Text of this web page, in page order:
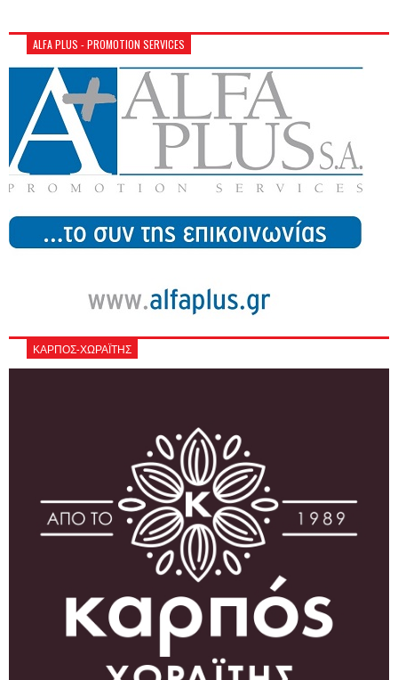
ALFA PLUS - PROMOTION SERVICES
ΚΑΡΠΟΣ-ΧΩΡΑΪΤΗΣ